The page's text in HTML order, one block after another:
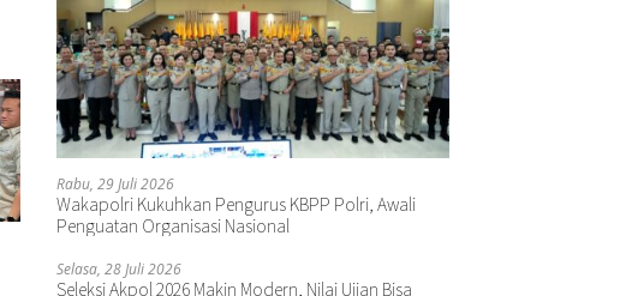
Rabu, 29 Juli 2026
Wakapolri Kukuhkan Pengurus KBPP Polri, Awali
Penguatan Organisasi Nasional
Selasa, 28 Juli 2026
Seleksi Akpol 2026 Makin Modern, Nilai Ujian Bisa